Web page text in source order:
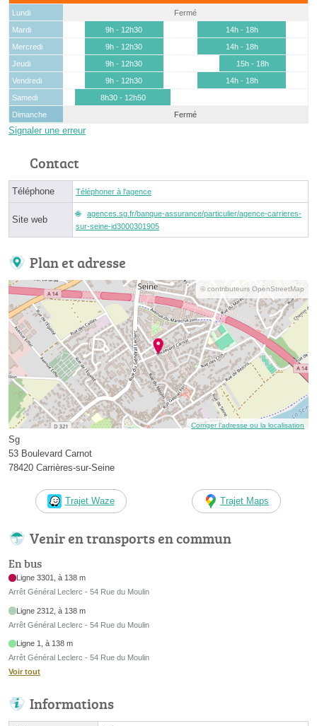
Lundi
Fermé
Mardi
9h - 12h30
14h - 18h
Mercredi
9h - 12h30
14h - 18h
Jeudi
9h - 12h30
15h - 18h
Vendredi
9h - 12h30
14h - 18h
Samedi
8h30 - 12h50
Dimanche
Fermé
Signaler une erreur
Contact
Téléphone Téléphoner à l'agence
Site web
agences.sg.fr/banque-assurance/particulier/agence-carrieres-
sur-seine-id3000301905
Plan et adresse
© contributeurs OpenStreetMap
Corriger l’adresse ou la localisation
Sg
53 Boulevard Carnot
78420 Carrières-sur-Seine
Trajet Waze Trajet Maps
Venir en transports en commun
En bus
Ligne 3301, à 138 m
Arrêt Général Leclerc - 54 Rue du Moulin
Ligne 2312, à 138 m
Arrêt Général Leclerc - 54 Rue du Moulin
Ligne 1, à 138 m
Arrêt Général Leclerc - 54 Rue du Moulin
Voir tout
Informations